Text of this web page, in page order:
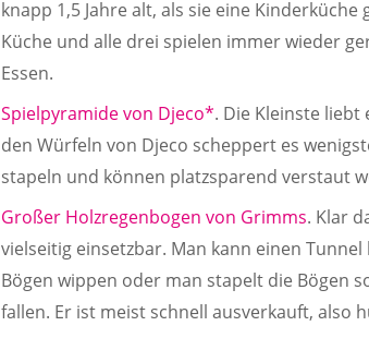
knapp 1,5 Jahre alt, als sie eine
Küche und alle drei spielen immer wieder
Essen.
Spielpyramide von Djeco*. Die Kleinste
den Würfeln von Djeco scheppert es
stapeln und können platzsparend verstaut
Großer Holzregenbogen von Grimms. Klar
vielseitig einsetzbar. Man kann einen
Bögen wippen oder man stapelt die Bögen
fallen. Er ist meist schnell ausverkauft, also